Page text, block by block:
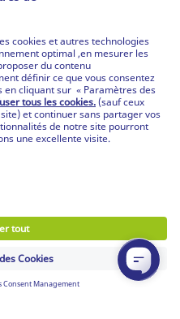
(sauf produits non
travail
2026